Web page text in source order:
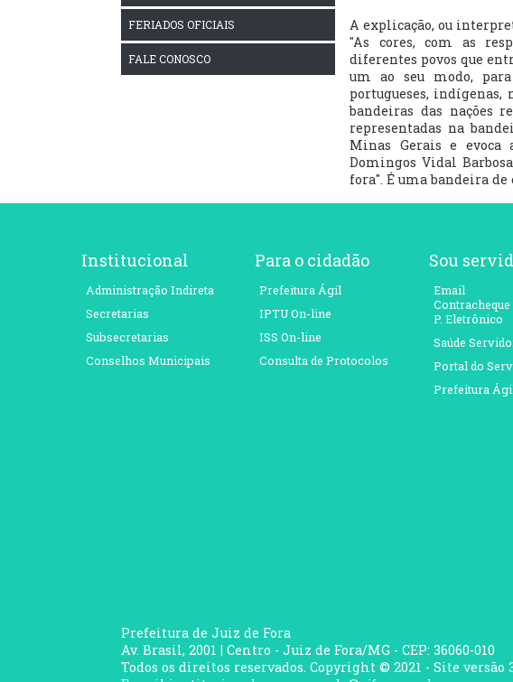
FERIADOS OFICIAIS
FALE CONOSCO
A explicação, ou
"As cores, com as
diferentes povos que
um ao seu modo,
portugueses,
bandeiras das nações
representadas na
Minas Gerais e
Domingos Vidal
fora". É uma bandeira
Institucional
Administração Indireta
Secretarias
Subsecretarias
Conselhos Municipais
Para o cidadão
Prefeitura Ágil
IPTU On-line
ISS On-line
Consulta de Protocolos
Sou
Email
Contracheque
P. Eletrônico
Saúde
Portal do
Prefeitura
Prefeitura de Juiz de Fora
Av. Brasil, 2001 | Centro - Juiz de Fora/MG - CEP: 36060-010
Todos os direitos reservados. Copyright © 2021 - Site versão